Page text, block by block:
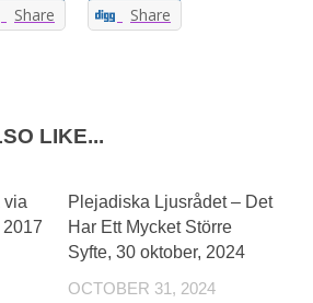
Share Share
LIKE...
via
Plejadiska Ljusrådet – Det
Har Ett Mycket Större
Syfte, 30 oktober, 2024
OCTOBER 31, 2024